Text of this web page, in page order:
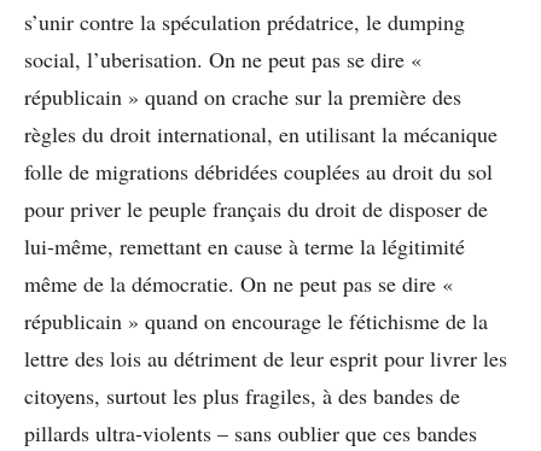
s’unir contre la spéculation prédatrice, le dumping
social, l’uberisation. On ne peut pas se dire «
républicain » quand on crache sur la première des
règles du droit international, en utilisant la mécanique
folle de migrations débridées couplées au droit du sol
pour priver le peuple français du droit de disposer de
lui-même, remettant en cause à terme la légitimité
même de la démocratie. On ne peut pas se dire «
républicain » quand on encourage le fétichisme de la
lettre des lois au détriment de leur esprit pour livrer les
citoyens, surtout les plus fragiles, à des bandes de
pillards ultra-violents – sans oublier que ces bandes